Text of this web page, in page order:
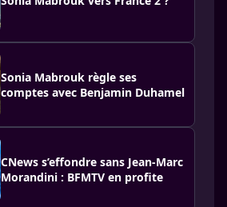
Sonia Mabrouk règle ses
comptes avec Benjamin Duhamel
CNews s’effondre sans Jean-Marc
Morandini : BFMTV en profite